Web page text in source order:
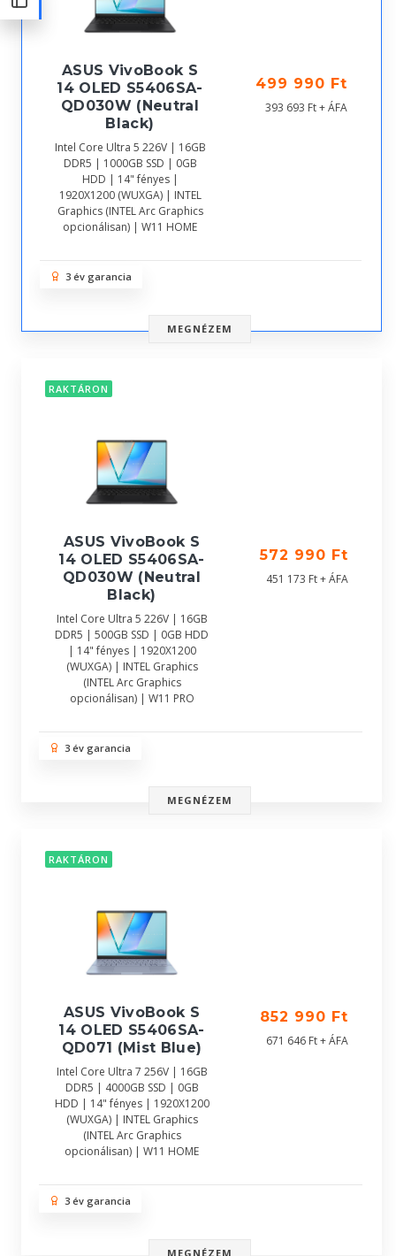
ASUS VivoBook S
14 OLED S5406SA-
QD030W (Neutral
Black)
Intel Core Ultra 5 226V | 16GB
DDR5 | 1000GB SSD | 0GB
HDD | 14" fényes |
1920X1200 (WUXGA) | INTEL
Graphics (INTEL Arc Graphics
opcionálisan) | W11 HOME
499 990 Ft
393 693 Ft + ÁFA
3 év garancia
MEGNÉZEM
RAKTÁRON
ASUS VivoBook S
14 OLED S5406SA-
QD030W (Neutral
Black)
Intel Core Ultra 5 226V | 16GB
DDR5 | 500GB SSD | 0GB HDD
| 14" fényes | 1920X1200
(WUXGA) | INTEL Graphics
(INTEL Arc Graphics
opcionálisan) | W11 PRO
572 990 Ft
451 173 Ft + ÁFA
3 év garancia
MEGNÉZEM
RAKTÁRON
ASUS VivoBook S
14 OLED S5406SA-
QD071 (Mist Blue)
Intel Core Ultra 7 256V | 16GB
DDR5 | 4000GB SSD | 0GB
HDD | 14" fényes | 1920X1200
(WUXGA) | INTEL Graphics
(INTEL Arc Graphics
opcionálisan) | W11 HOME
852 990 Ft
671 646 Ft + ÁFA
3 év garancia
MEGNÉZEM